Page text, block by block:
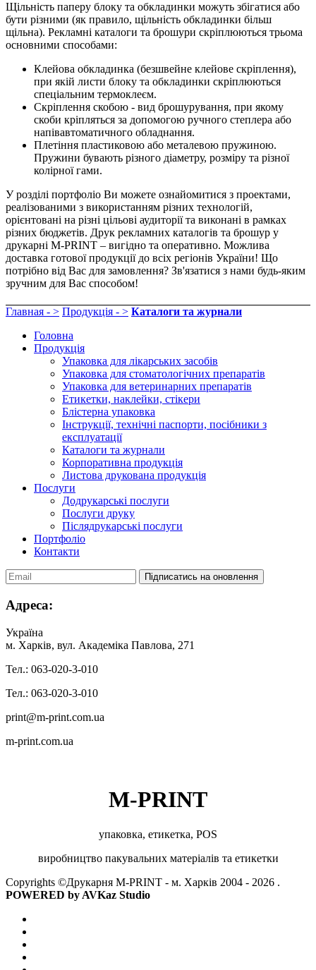
Щільність паперу блоку та обкладинки можуть збігатися або
бути різними (як правило, щільність обкладинки більш
щільна). Рекламні каталоги та брошури скріплюються трьома
основними способами:
Клейова обкладинка (безшвейне клейове скріплення),
при якій листи блоку та обкладинки скріплюються
спеціальним термоклеєм.
Скріплення скобою - вид брошурування, при якому
скоби кріпляться за допомогою ручного степлера або
напівавтоматичного обладнання.
Плетіння пластиковою або металевою пружиною.
Пружини бувають різного діаметру, розміру та різної
колірної гами.
У розділі портфоліо Ви можете ознайомитися з проектами,
реалізованими з використанням різних технологій,
орієнтовані на різні цільові аудиторії та виконані в рамках
різних бюджетів. Друк рекламних каталогів та брошур у
друкарні M-PRINT – вигідно та оперативно. Можлива
доставка готової продукції до всіх регіонів України! Що
потрібно від Вас для замовлення? Зв'язатися з нами будь-яким
зручним для Вас способом!
Главная - > Продукція - > Каталоги та журнали
Головна
Продукція
Упаковка для лікарських засобів
Упаковка для стоматологічних препаратів
Упаковка для ветеринарних препаратів
Етикетки, наклейки, стікери
Блістерна упаковка
Інструкції, технічні паспорти, посібники з
експлуатації
Каталоги та журнали
Корпоративна продукція
Листова друкована продукція
Послуги
Додрукарські послуги
Послуги друку
Післядрукарські послуги
Портфоліо
Контакти
Адреса:
Українa
м. Харків, вул. Академіка Павлова, 271
Тел.: 063-020-3-010
Тел.: 063-020-3-010
print@m-print.com.ua
m-print.com.ua
M-PRINT
упаковка, етикетка, POS
виробництво пакувальних матеріалів та етикетки
Copyrights ©Друкарня M-PRINT - м. Харків 2004 - 2026 .
POWERED by AVKaz Studio